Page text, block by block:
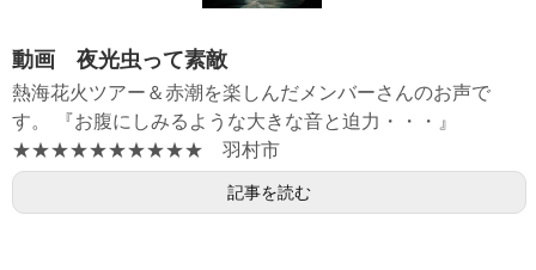
動画 夜光虫って素敵
熱海花火ツアー＆赤潮を楽しんだメンバーさんのお声で
す。 『お腹にしみるような大きな音と迫力・・・』
★★★★★★★★★★ 羽村市
記事を読む